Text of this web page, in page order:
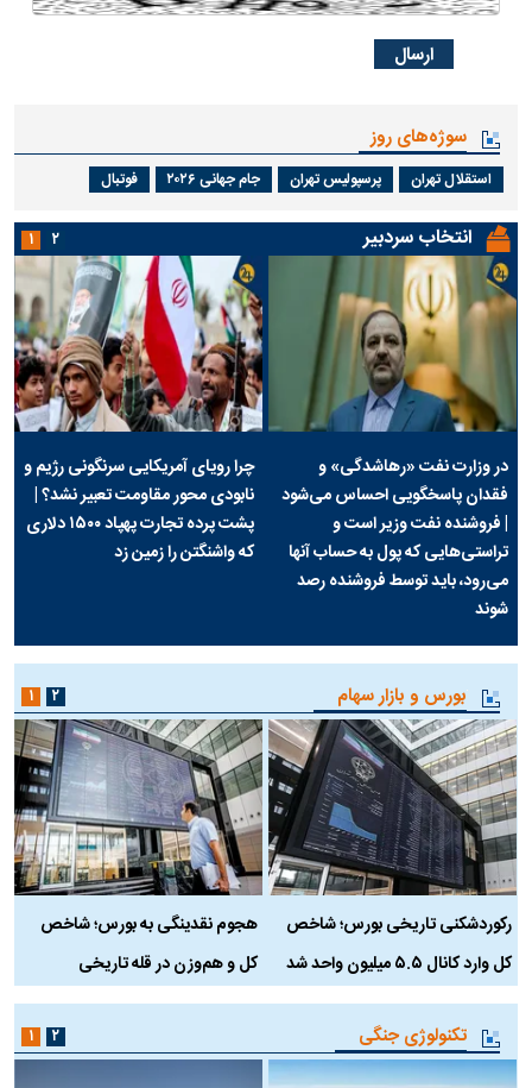
سوژه‌های روز
استقلال تهران پرسپولیس تهران جام جهانی ۲۰۲۶ فوتبال
انتخاب سردبیر
در وزارت نفت «رهاشدگی» و
فقدان پاسخگویی احساس می‌شود
| فروشنده نفت وزیر است و
تراستی‌هایی که پول به حساب آنها
می‌رود، باید توسط فروشنده رصد
شوند
چرا رویای آمریکایی سرنگونی رژیم و
نابودی محور مقاومت تعبیر نشد؟ |
پشت پرده تجارت پهپاد‌ ۱۵۰۰ دلاری
که واشنگتن را زمین زد
۱ ۲
بورس و بازار سهام
رکوردشکنی تاریخی بورس؛ شاخص
کل وارد کانال ۵.۵ میلیون واحد شد
هجوم نقدینگی به بورس؛ شاخص
کل و هم‌وزن در قله تاریخی
۱ ۲
تکنولوژی جنگی ۱ ۲